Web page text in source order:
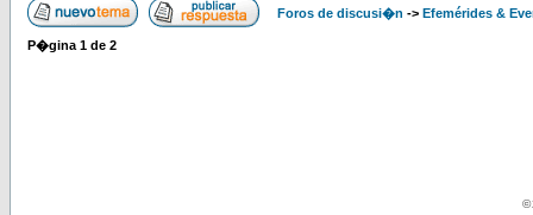
Foros de discusi�n -> Efemérides &
P�gina 1 de 2
©